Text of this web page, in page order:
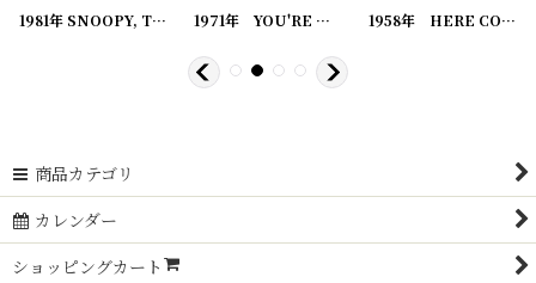
[20221220-1] [20221220-4] [20221220-3
1981年 SNOOPY, TOP DOG PEANUTS スヌーピー ビンテージコミック 1971年 YOU'RE NOT FOR REAL, SNOOPY PEANUTS スヌーピー ビンテージコミック 1958年 HERE COMES, SNOOPY PEANUTS スヌーピー ビンテージコミック
商品カテゴリ
カレンダー
ショッピングカート